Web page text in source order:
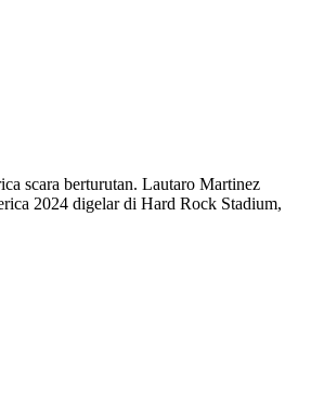
scara berturutan. Lautaro Martinez
2024 digelar di Hard Rock Stadium,